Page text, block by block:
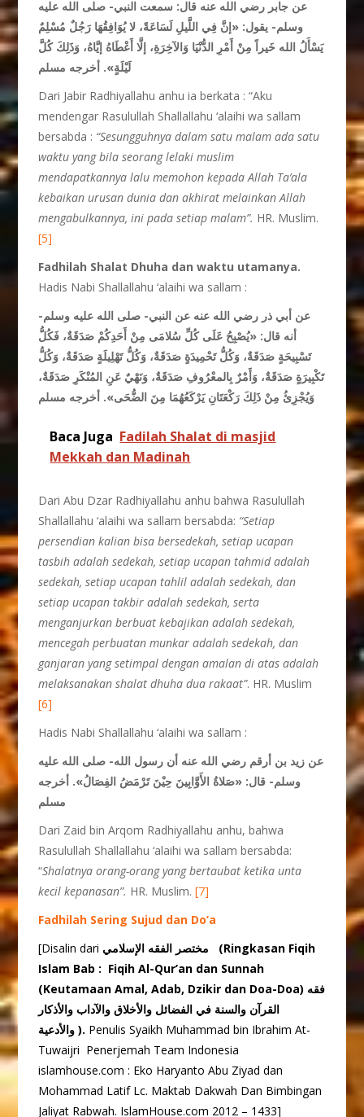
عن جابر رضي الله عنه قال: سمعت النبي- صلى الله عليه
وسلم- يقول: «إنَّ فِي اللَّيلِ لَسَاعَةً، لا يُوَافِقُهَا رَجُلٌ مُسْلِمٌ
يَسْأَلُ الله خَيراً مِنْ أَمْرِ الدُّنْيَا وَالآخِرَةِ، إلَّا أَعْطَاهُ إيَّاهُ، وَذَلِكَ كُلَّ
لَيْلَةٍ». أخرجه مسلم
Dari Jabir Radhiyallahu anhu ia berkata : “Aku
mendengar Rasulullah Shallallahu ‘alaihi wa sallam
bersabda : “Sesungguhnya dalam satu malam ada satu
waktu yang bila seorang lelaki muslim
mendapatkannya lalu memohon kepada Allah Ta’ala
kebaikan urusan dunia dan akhirat melainkan Allah
mengabulkannya, ini pada setiap malam”. HR. Muslim.
[5]
Fadhilah Shalat Dhuha dan waktu utamanya.
Hadis Nabi Shallallahu ‘alaihi wa sallam :
عن أبي ذر رضي الله عنه عن النبي- صلى الله عليه وسلم-
أنه قال: «يُصْبِحُ عَلَى كُلِّ سُلامَى مِنْ أَحَدِكُمْ صَدَقَةٌ، فَكُلُّ
تَسْبِيحَةٍ صَدَقَةٌ، وَكُلُّ تَحْمِيدَةٍ صَدَقَةٌ، وَكُلُّ تَهْلِيلَةٍ صَدَقَةٌ، وَكُلُّ
تَكْبِيرَةٍ صَدَقَةٌ، وَأَمْرٌ بِالمعْرُوفِ صَدَقَةٌ، وَنَهْيٌ عَنِ المُنْكَرِ صَدَقَةٌ،
وَيُجْزِئُ مِنْ ذَلِكَ رَكْعَتَانِ يَرْكَعُهُمَا مِنَ الضُّحَى». أخرجه مسلم
Baca Juga Fadilah Shalat di masjid
Mekkah dan Madinah
Dari Abu Dzar Radhiyallahu anhu bahwa Rasulullah
Shallallahu ‘alaihi wa sallam bersabda: “Setiap
persendian kalian bisa bersedekah, setiap ucapan
tasbih adalah sedekah, setiap ucapan tahmid adalah
sedekah, setiap ucapan tahlil adalah sedekah, dan
setiap ucapan takbir adalah sedekah, serta
menganjurkan berbuat kebajikan adalah sedekah,
mencegah perbuatan munkar adalah sedekah, dan
ganjaran yang setimpal dengan amalan di atas adalah
melaksanakan shalat dhuha dua rakaat”. HR. Muslim
[6]
Hadis Nabi Shallallahu ‘alaihi wa sallam :
عن زيد بن أرقم رضي الله عنه أن رسول الله- صلى الله عليه
وسلم- قال: «صَلاةُ الأَوَّابِينَ حِيْنَ تَرْمَضُ الفِصَالُ». أخرجه
مسلم
Dari Zaid bin Arqom Radhiyallahu anhu, bahwa
Rasulullah Shallallahu ‘alaihi wa sallam bersabda:
“Shalatnya orang-orang yang bertaubat ketika unta
kecil kepanasan”. HR. Muslim.[7]
Fadhilah Sering Sujud dan Do’a
[Disalin dari مختصر الفقه الإسلامي (Ringkasan Fiqih
Islam Bab : Fiqih Al-Qur’an dan Sunnah
(Keutamaan Amal, Adab, Dzikir dan Doa-Doa) فقه
القرآن والسنة في الفضائل والأخلاق والآداب والأذكار
والأدعية ). Penulis Syaikh Muhammad bin Ibrahim At-
Tuwaijri Penerjemah Team Indonesia
islamhouse.com : Eko Haryanto Abu Ziyad dan
Mohammad Latif Lc. Maktab Dakwah Dan Bimbingan
Jaliyat Rabwah. IslamHouse.com 2012 – 1433]